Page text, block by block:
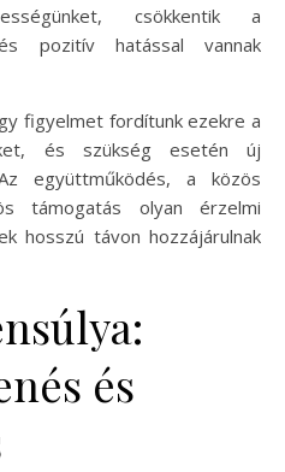
csökkentik a
pozitív hatással vannak
figyelmet fordítunk ezekre a
és szükség esetén új
együttműködés, a közös
támogatás olyan érzelmi
hosszú távon hozzájárulnak
és